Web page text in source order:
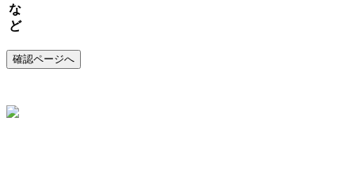
な
ど